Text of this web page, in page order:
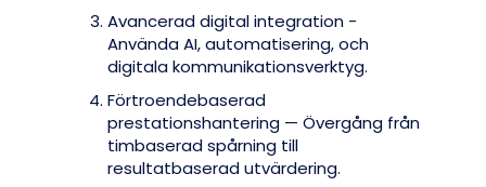
Avancerad digital integration -
Använda AI, automatisering, och
digitala kommunikationsverktyg.
Förtroendebaserad
prestationshantering — Övergång från
timbaserad spårning till
resultatbaserad utvärdering.